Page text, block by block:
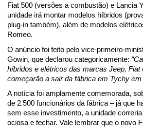
Fiat 500 (versões a combustão) e Lancia
unidade irá montar modelos híbridos
plug-in também), além de modelos
Romeo.
O anúncio foi feito pelo vice-primeiro-
Gowin, que declarou categoricamente:
híbridos e elétricos das marcas Jeep, Fiat
começarão a sair da fábrica em Tychy em
A notícia foi amplamente comemorada,
de 2.500 funcionários da fábrica – já que
sem esse investimento, a unidade
ociosa e fechar. Vale lembrar que o novo